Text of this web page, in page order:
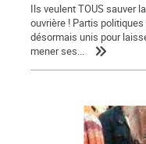
Ils veulent TOUS sauver
ouvrière ! Partis
désormais unis pour
mener ses...